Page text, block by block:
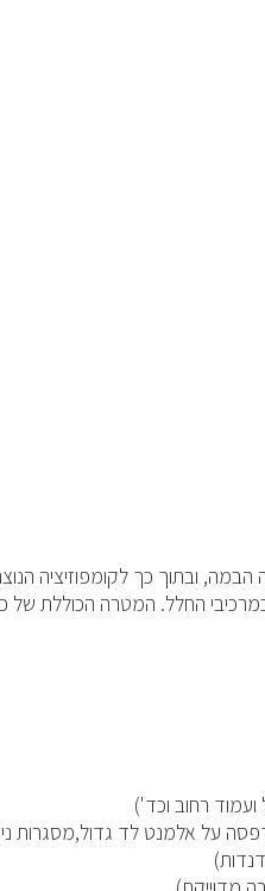
ובתוך כך לקומפוזיציה
במרכיבי החלל. המטרה
רחוב וכד')
על אלמנט לד גדול,מסגרות